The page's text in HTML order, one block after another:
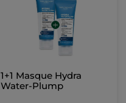
1+1 Masque Hydra
Water-Plump